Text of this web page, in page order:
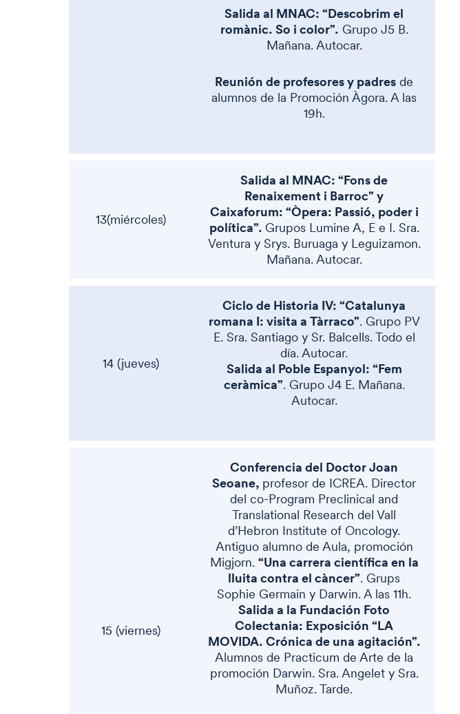
Salida al MNAC: “Descobrim el
romànic. So i color”. Grupo J5 B.
Mañana. Autocar.
Reunión de profesores y padres de
alumnos de la Promoción Àgora. A las
19h.
13(miércoles)
Salida al MNAC: “Fons de
Renaixement i Barroc” y
Caixaforum: “Òpera: Passió, poder i
política”. Grupos Lumine A, E e I. Sra.
Ventura y Srys. Buruaga y Leguizamon.
Mañana. Autocar.
14 (jueves)
Ciclo de Historia IV: “Catalunya
romana I: visita a Tàrraco”. Grupo PV
E. Sra. Santiago y Sr. Balcells. Todo el
día. Autocar.
Salida al Poble Espanyol: “Fem
ceràmica”. Grupo J4 E. Mañana.
Autocar.
15 (viernes)
Conferencia del Doctor Joan
Seoane, profesor de ICREA. Director
del co-Program Preclinical and
Translational Research del Vall
d’Hebron Institute of Oncology.
Antiguo alumno de Aula, promoción
Migjorn. “Una carrera científica en la
lluita contra el càncer”. Grups
Sophie Germain y Darwin. A las 11h.
Salida a la Fundación Foto
Colectania: Exposición “LA
MOVIDA. Crónica de una agitación”.
Alumnos de Practicum de Arte de la
promoción Darwin. Sra. Angelet y Sra.
Muñoz. Tarde.